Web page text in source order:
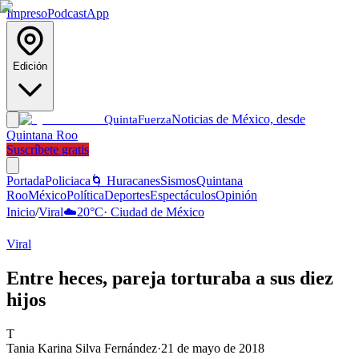
ImpresoPodcastApp
Edición
QuintaFuerzaNoticias de México, desde
Quintana Roo
Suscríbete gratis
PortadaPoliciaca 🌀 HuracanesSismosQuintana
RooMéxicoPolíticaDeportesEspectáculosOpinión
Inicio/Viral☁️20°C· Ciudad de México
Viral
Entre heces, pareja torturaba a sus diez
hijos
T
Tania Karina Silva Fernández·21 de mayo de 2018